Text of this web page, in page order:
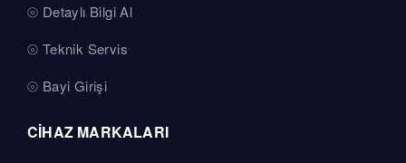
Detaylı Bilgi Al
Teknik Servis
Bayi Girişi
CİHAZ MARKALARI